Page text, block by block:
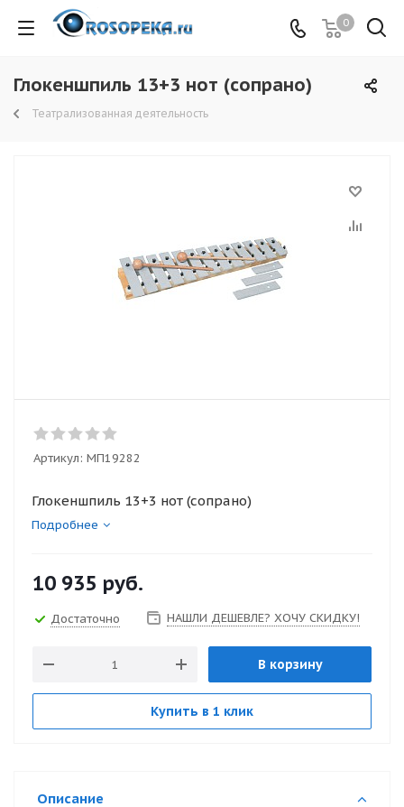
0
Глокеншпиль 13+3 нот (сопрано)
Театрализованная деятельность
Артикул: МП19282
Глокеншпиль 13+3 нот (сопрано)
Подробнее
10 935 руб.
Достаточно НАШЛИ ДЕШЕВЛЕ? ХОЧУ СКИДКУ!
В корзину
Купить в 1 клик
Описание